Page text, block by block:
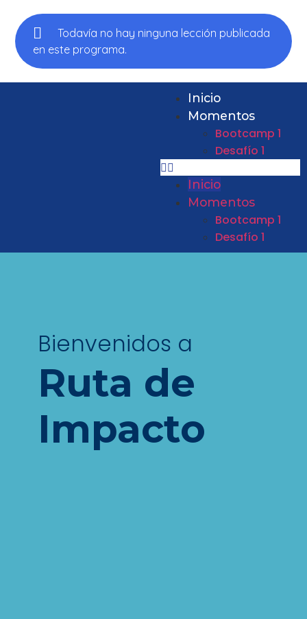
Todavía no hay ninguna lección publicada
en este programa.
Inicio
Momentos
Bootcamp 1
Desafío 1
Inicio
Momentos
Bootcamp 1
Desafío 1
Bienvenidos a
Ruta de
Impacto